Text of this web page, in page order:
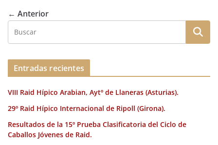
b
o
o
k
n rt
ir
← Anterior
Entradas recientes
VIII Raid Hípico Arabian, Aytº de Llaneras (Asturias).
29º Raid Hípico Internacional de Ripoll (Girona).
Resultados de la 15º Prueba Clasificatoria del Ciclo de
Caballos Jóvenes de Raid.